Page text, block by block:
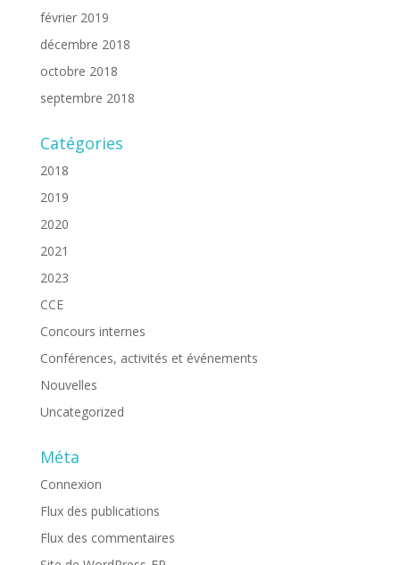
février 2019
décembre 2018
octobre 2018
septembre 2018
Catégories
2018
2019
2020
2021
2023
CCE
Concours internes
Conférences, activités et événements
Nouvelles
Uncategorized
Méta
Connexion
Flux des publications
Flux des commentaires